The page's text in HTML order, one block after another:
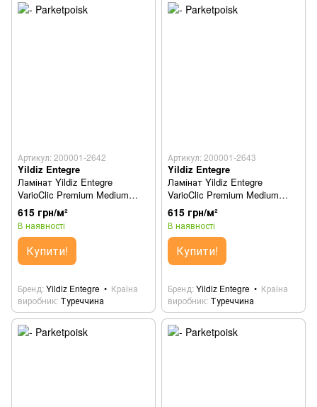
Артикул: 200001-2642
Yildiz Entegre
Ламінат Yildiz Entegre
VarioClic Premium Medium
Marmaris (Мармаріс) 686
615 грн/м²
В наявності
Купити!
Бренд Yildiz Entegre
Країна
виробник Туреччина
Артикул: 200001-2643
Yildiz Entegre
Ламінат Yildiz Entegre
VarioClic Premium Medium
Side (Сіде) 687
615 грн/м²
В наявності
Купити!
Бренд Yildiz Entegre
Країна
виробник Туреччина